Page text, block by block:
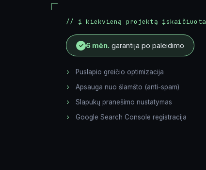
Tel. nr.
Komentarai apie projektą
// į kiekvieną projektą įskaičiuota
✓ 6 mėn. garantija po paleidimo
Puslapio greičio optimizacija
Apsauga nuo šlamšto (anti-spam)
Slapukų pranešimo nustatymas
Google Search Console registracija